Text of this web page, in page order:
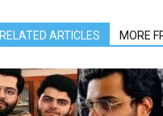
RELATED ARTICLES MORE